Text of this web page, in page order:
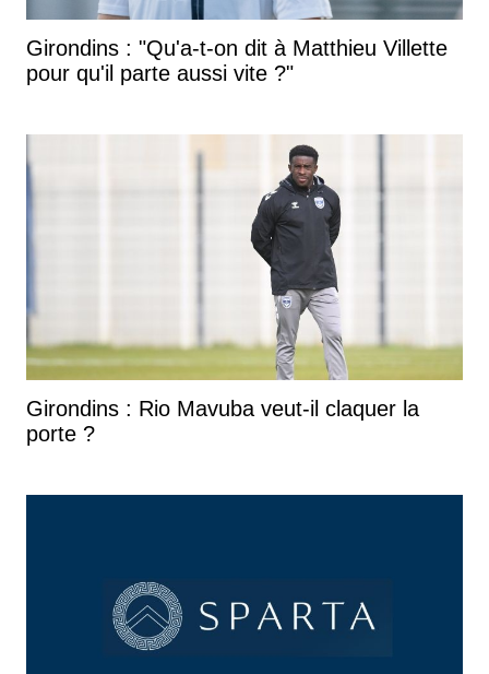
Girondins : "Qu'a-t-on dit à Matthieu Villette
pour qu'il parte aussi vite ?"
Girondins : Rio Mavuba veut-il claquer la
porte ?